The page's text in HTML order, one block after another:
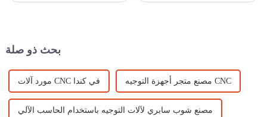
بحث ذو صلة
مورد آلات CNC في كندا مصنع متجر أجهزة التوجيه CNC
مصنع شوب سابري لآلات التوجيه باستخدام الحاسب الآلي